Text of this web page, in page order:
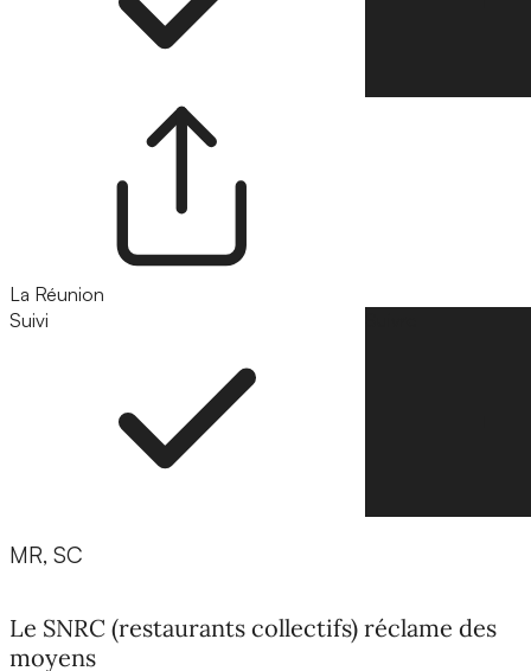
La Réunion
Suivi
MR, SC
Le SNRC (restaurants collectifs) réclame des
moyens